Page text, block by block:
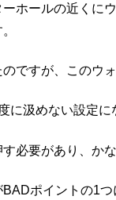
ホールの近くに
ですが、このウ
に汲めない設定に
必要があり、か
ポイントの1つ